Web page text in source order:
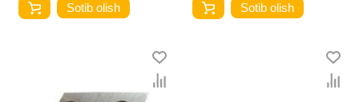
Sotib olish Sotib olish